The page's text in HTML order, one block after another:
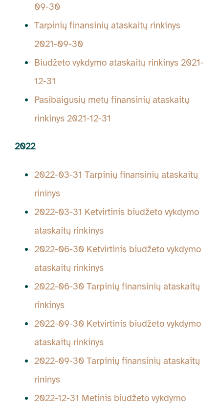
09-30
Tarpinių finansinių ataskaitų rinkinys
2021-09-30
Biudžeto vykdymo ataskaitų rinkinys 2021-
12-31
Pasibaigusių metų finansinių ataskaitų
rinkinys 2021-12-31
2022
2022-03-31 Tarpinių finansinių ataskaitų
rininys
2022-03-31 Ketvirtinis biudžeto vykdymo
ataskaitų rinkinys
2022-06-30 Ketvirtinis biudžeto vykdymo
ataskaitų rinkinys
2022-06-30 Tarpinių finansinių ataskaitų
rinkinys
2022-09-30 Ketvirtinis biudžeto vykdymo
ataskaitų rinkinys
2022-09-30 Tarpinių finansinių ataskaitų
rininys
2022-12-31 Metinis biudžeto vykdymo